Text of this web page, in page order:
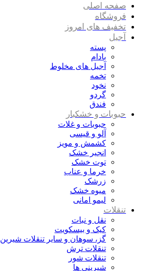
صفحه اصلی
فروشگاه
تخفیف های امروز
آجیل
پسته
بادام
آجیل های مخلوط
تخمه
نخود
گردو
فندق
حبوبات و خشکبار
حبوبات و غلات
آلو و قیسی
کشمش و مویز
انجیر خشک
توت خشک
خرما و عناب
زرشک
میوه خشک
لیمو امانی
تنقلات
نقل و نبات
کیک و بیسکویت
گز، سوهان و سایر تنقلات شیرین
تنقلات ترش
تنقلات شور
شیرینی ها